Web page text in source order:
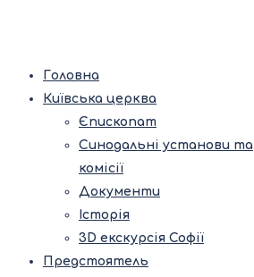
Головна
Київська церква
Єпископат
Синодальні установи та
комісії
Документи
Історія
3D екскурсія Софії
Предстоятель